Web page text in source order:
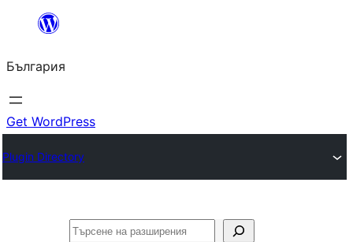
България
Get WordPress
Plugin Directory
Търсене